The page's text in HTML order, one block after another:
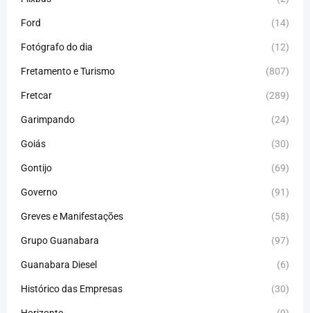
Ford (14)
Fotógrafo do dia (12)
Fretamento e Turismo (807)
Fretcar (289)
Garimpando (24)
Goiás (30)
Gontijo (69)
Governo (91)
Greves e Manifestações (58)
Grupo Guanabara (97)
Guanabara Diesel (6)
Histórico das Empresas (30)